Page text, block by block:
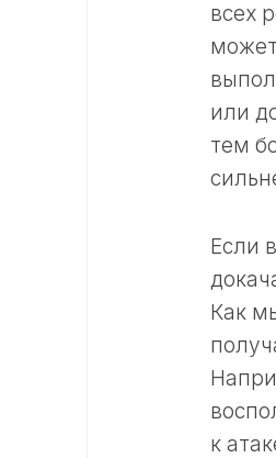
всех
или
тем
Если
Как
к